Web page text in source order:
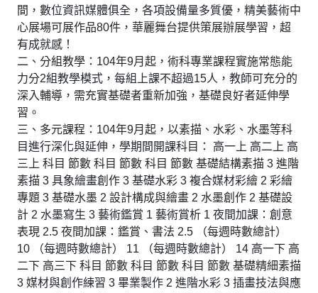
間，數位資訊媒體俱全，各項設備量多質優，精美藝術中
心展場可展作品80件，華麗舞台提供策展辦展學習，超
有成就感！
二、分組教學：104年9月起，術科專業課程實施常態能
力分2組教學模式，每組上課不超過15人，教師可充分的
深入輔導，需充實基礎者重新加強，基礎良好者延伸學
習。
三、多元課程：104年9月起，以素描、水彩、水墨等科
目進行深化與延伸，學期間開課科目： 高一上 高二上 高
三上 科目 節數 科目 節數 科目 節數 基礎結構素描 3 進階
素描 3 具象繪畫創作 3 基礎水彩 3 複合媒材彩繪 2 彩繪
專題 3 基礎水墨 2 設計構成與繪畫 2 水墨創作 2 基礎設
計 2 水墨寫生 3 藝術鑑賞 1 藝術賞析 1 夜間加課：創意
表現 2.5 夜間加課：鑑賞、書法 2.5 （每週時數總計）
10 （每週時數總計） 11 （每週時數總計） 14 高一下 高
二下 高三下 科目 節數 科目 節數 科目 節數 基礎精細素描
3 媒材與創作練習 3 畢業製作 2 進階水彩 3 插畫技法與應